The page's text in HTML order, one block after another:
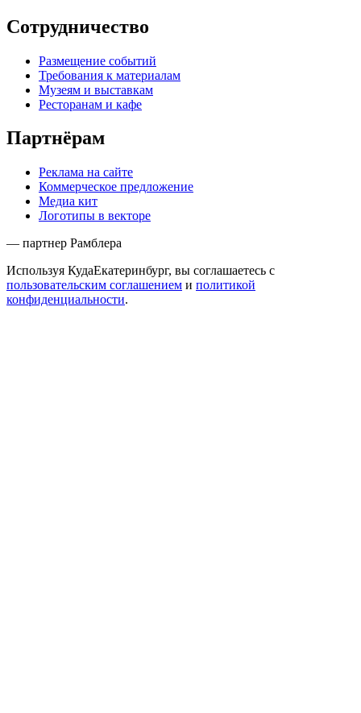
Сотрудничество
Размещение событий
Требования к материалам
Музеям и выставкам
Ресторанам и кафе
Партнёрам
Реклама на сайте
Коммерческое предложение
Медиа кит
Логотипы в векторе
— партнер Рамблера
Используя КудаЕкатеринбург, вы соглашаетесь с
пользовательским соглашением и политикой
конфиденциальности.